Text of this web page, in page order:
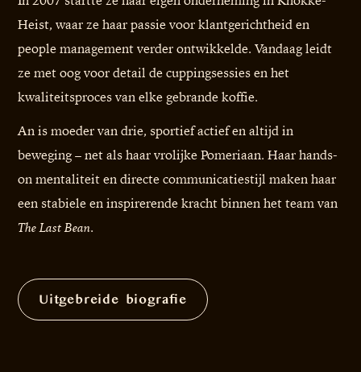
Heist, waar ze haar passie voor klantgerichtheid en
people management verder ontwikkelde. Vandaag leidt
ze met oog voor detail de cuppingsessies en het
kwaliteitsproces van elke gebrande koffie.
An is moeder van drie, sportief actief en altijd in
beweging – net als haar vrolijke Pomeriaan. Haar hands-
on mentaliteit en directe communicatiestijl maken haar
een stabiele en inspirerende kracht binnen het team van
The Last Bean.
Uitgebreide biografie